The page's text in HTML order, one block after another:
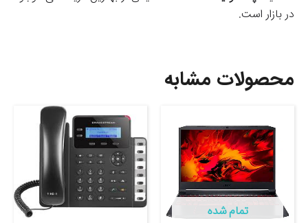
در بازار است.
محصولات مشابه
تمام شده